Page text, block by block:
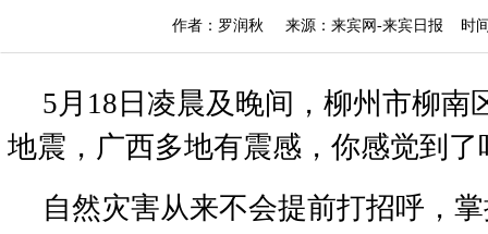
作者：罗润秋 来源：来宾网-来宾日报 时间
5月18日凌晨及晚间，柳州市柳南
地震，广西多地有震感，你感觉到了
自然灾害从来不会提前打招呼，